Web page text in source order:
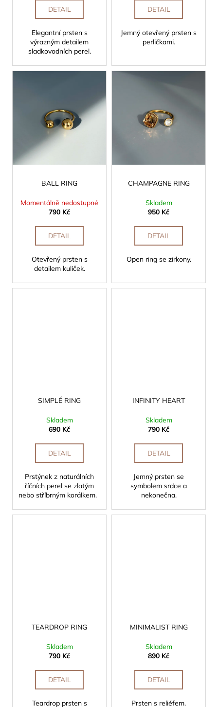
DETAIL
Elegantní prsten s
výrazným detailem
sladkovodních perel.
DETAIL
Jemný otevřený prsten s
perličkami.
BALL RING
Momentálně nedostupné
790 Kč
DETAIL
Otevřený prsten s
detailem kuliček.
CHAMPAGNE RING
Skladem
950 Kč
DETAIL
Open ring se zirkony.
SIMPLÉ RING
Skladem
690 Kč
DETAIL
Prstýnek z naturálních
říčních perel se zlatým
nebo stříbrným korálkem.
INFINITY HEART
Skladem
790 Kč
DETAIL
Jemný prsten se
symbolem srdce a
nekonečna.
TEARDROP RING
Skladem
790 Kč
DETAIL
Teardrop prsten s
MINIMALIST RING
Skladem
890 Kč
DETAIL
Prsten s reliéfem.